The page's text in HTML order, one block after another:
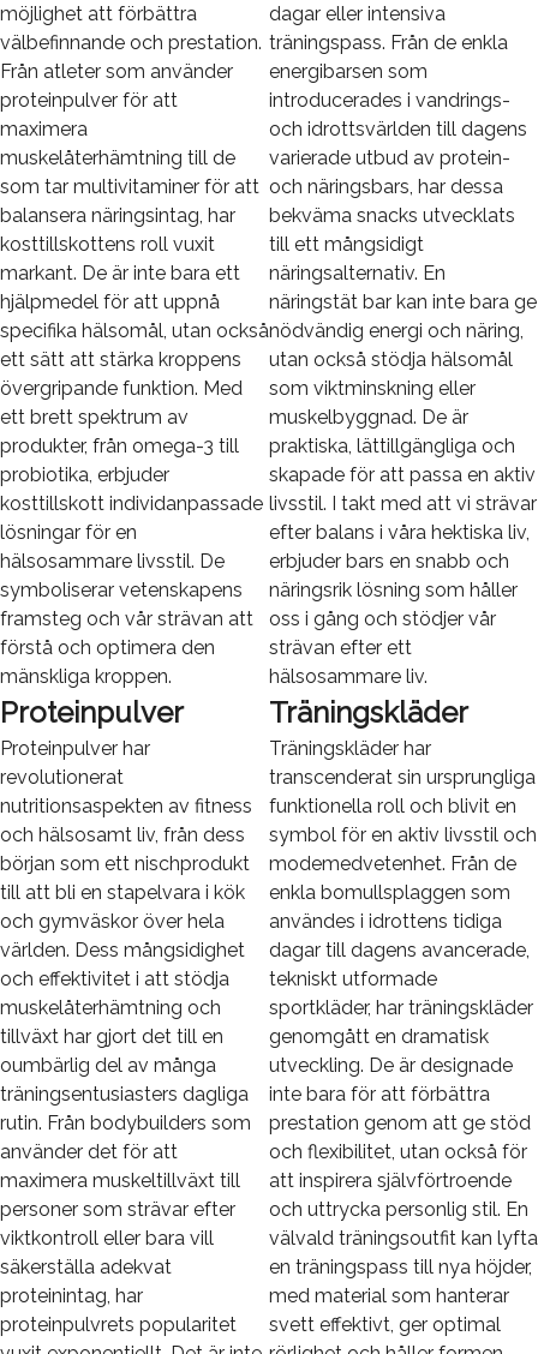
möjlighet att förbättra
välbefinnande och prestation.
Från atleter som använder
proteinpulver för att
maximera
muskelåterhämtning till de
som tar multivitaminer för att
balansera näringsintag, har
kosttillskottens roll vuxit
markant. De är inte bara ett
hjälpmedel för att uppnå
specifika hälsomål, utan också
ett sätt att stärka kroppens
övergripande funktion. Med
ett brett spektrum av
produkter, från omega-3 till
probiotika, erbjuder
kosttillskott individanpassade
lösningar för en
hälsosammare livsstil. De
symboliserar vetenskapens
framsteg och vår strävan att
förstå och optimera den
mänskliga kroppen.
dagar eller intensiva
träningspass. Från de enkla
energibarsen som
introducerades i vandrings-
och idrottsvärlden till dagens
varierade utbud av protein-
och näringsbars, har dessa
bekväma snacks utvecklats
till ett mångsidigt
näringsalternativ. En
näringstät bar kan inte bara ge
nödvändig energi och näring,
utan också stödja hälsomål
som viktminskning eller
muskelbyggnad. De är
praktiska, lättillgängliga och
skapade för att passa en aktiv
livsstil. I takt med att vi strävar
efter balans i våra hektiska liv,
erbjuder bars en snabb och
näringsrik lösning som håller
oss i gång och stödjer vår
strävan efter ett
hälsosammare liv.
Proteinpulver
Proteinpulver har
revolutionerat
nutritionsaspekten av fitness
och hälsosamt liv, från dess
början som ett nischprodukt
till att bli en stapelvara i kök
och gymväskor över hela
världen. Dess mångsidighet
och effektivitet i att stödja
muskelåterhämtning och
tillväxt har gjort det till en
oumbärlig del av många
träningsentusiasters dagliga
rutin. Från bodybuilders som
använder det för att
maximera muskeltillväxt till
personer som strävar efter
viktkontroll eller bara vill
säkerställa adekvat
proteinintag, har
proteinpulvrets popularitet
Träningskläder
Träningskläder har
transcenderat sin ursprungliga
funktionella roll och blivit en
symbol för en aktiv livsstil och
modemedvetenhet. Från de
enkla bomullsplaggen som
användes i idrottens tidiga
dagar till dagens avancerade,
tekniskt utformade
sportkläder, har träningskläder
genomgått en dramatisk
utveckling. De är designade
inte bara för att förbättra
prestation genom att ge stöd
och flexibilitet, utan också för
att inspirera självförtroende
och uttrycka personlig stil. En
välvald träningsoutfit kan lyfta
en träningspass till nya höjder,
med material som hanterar
svett effektivt, ger optimal